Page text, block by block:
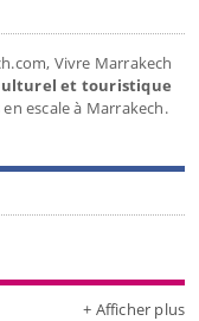
Vivre Marrakech
et touristique
escale à Marrakech.
+ Afficher plus